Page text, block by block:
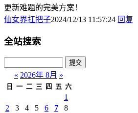
更新难题的完美方案！
仙女界扛把子2024/12/13 11:57:24 回复
全站搜索
« 2026年 8月 »
日 一 二 三 四 五 六
1
2
3 4 5 6 7
8